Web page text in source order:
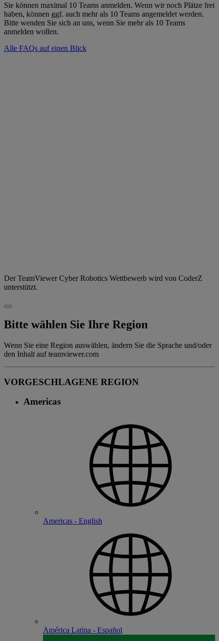
Sie können maximal 10 Teams anmelden. Wenn wir noch Plätze frei
haben, können ggf. auch mehr als 10 Teams angemeldet werden.
Bitte wenden Sie sich an uns, wenn Sie mehr als 10 Teams
anmelden wollen.​
Alle FAQs auf einen Blick
Der TeamViewer Cyber Robotics Wettbewerb wird von CoderZ
unterstützt.
Bitte wählen Sie Ihre Region
Wenn Sie eine Region auswählen, ändern Sie die Sprache und/oder
den Inhalt auf teamviewer.com
VORGESCHLAGENE REGION
Americas
Americas - English
América Latina - Español